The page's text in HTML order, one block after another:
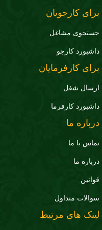
برای کارجویان
جستجوی مشاغل
داشبورد کارجو
برای کارفرمایان
ارسال شغل
داشبورد کارفرما
درباره ما
تماس با ما
درباره ما
قوانین
سوالات متداول
لینک های مرتبط